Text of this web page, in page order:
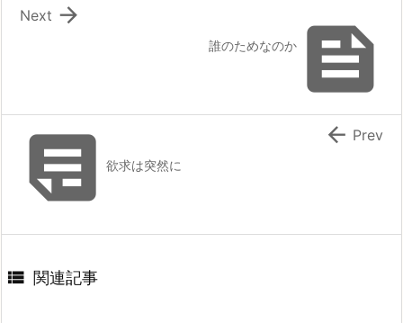

誰のためなのか

Next
欲求は突然に
 Prev
 関連記事